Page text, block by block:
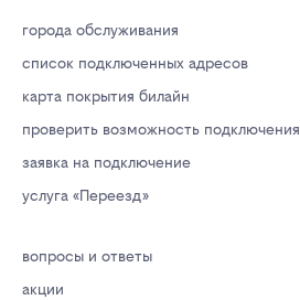
города обслуживания
список подключенных адресов
карта покрытия билайн
проверить возможность подключения
заявка на подключение
услуга «Переезд»
вопросы и ответы
акции